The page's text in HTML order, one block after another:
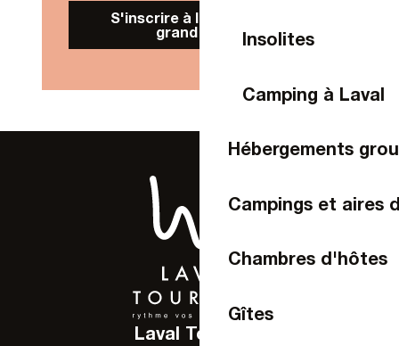
Insolites
Camping à Laval
Hébergements
Campings et aires
Chambres d'hôtes
Gîtes
S'inscrire à la Newsletter
grand public
Laval Tourisme